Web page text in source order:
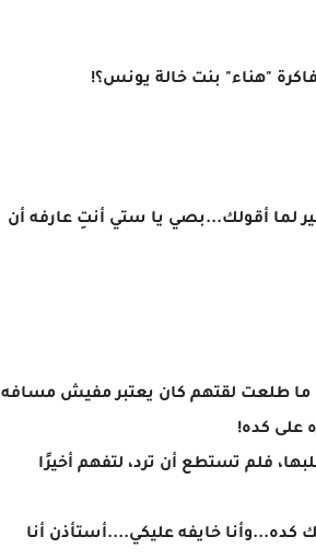
"هناء" بنت خالة يونس؟!
أقولك...بصي يا ستي أنتِ عارفه أن
ما طلعت لقتهم كان يعتبر مفيش مسافه
على كده!
فلم تستطع أن ترد، لتفهم أخيرًا
خايفه عليكي....أستأذن أنا